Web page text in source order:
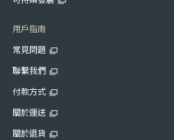
用戶指南
常見問題
聯繫我們
付款方式
關於運送
關於退貨